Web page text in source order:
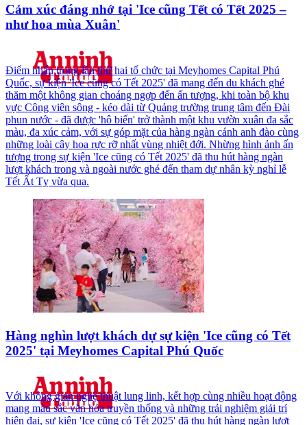
Cảm xúc đáng nhớ tại 'Ice cũng Tết có Tết 2025 –
như hoa mùa Xuân'
Điểm nhấn trong lần thứ hai tổ chức tại Meyhomes Capital Phú
Quốc, sự kiện 'Ice cũng có Tết 2025' đã mang đến du khách ghé
thăm một không gian choáng ngợp đến ấn tượng, khi toàn bộ khu
vực Công viên sông - kéo dài từ Quảng trường trung tâm đến Đài
phun nước - đã được 'hô biến' trở thành một khu vườn xuân đa sắc
màu, đa xúc cảm, với sự góp mặt của hàng ngàn cánh anh đào cùng
những loài cây hoa rực rỡ nhất vùng nhiệt đới. Nhừng hình ảnh ấn
tượng trong sự kiện 'Ice cũng có Tết 2025' đã thu hút hàng ngàn
lượt khách trong và ngoài nước ghé đến tham dự nhân kỳ nghỉ lễ
Tết Ất Tỵ vừa qua.
Hàng nghìn lượt khách dự sự kiện 'Ice cũng có Tết
2025' tại Meyhomes Capital Phú Quốc
Với không gian nghệ thuật lung linh, kết hợp cùng nhiều hoạt động
mang màu sắc văn hóa truyền thống và những trải nghiệm giải trí
hiện đại, sự kiện 'Ice cũng có Tết 2025' đã thu hút hàng ngàn lượt